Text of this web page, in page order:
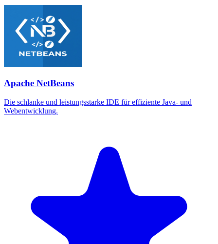
Apache NetBeans
Die schlanke und leistungsstarke IDE für effiziente Java- und
Webentwicklung.